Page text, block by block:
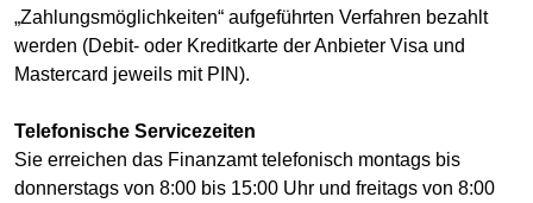
„Zahlungsmöglichkeiten“ aufgeführten Verfahren bezahlt
werden (Debit- oder Kreditkarte der Anbieter Visa und
Mastercard jeweils mit PIN).
Telefonische Servicezeiten
Sie erreichen das Finanzamt telefonisch montags bis
donnerstags von 8:00 bis 15:00 Uhr und freitags von 8:00